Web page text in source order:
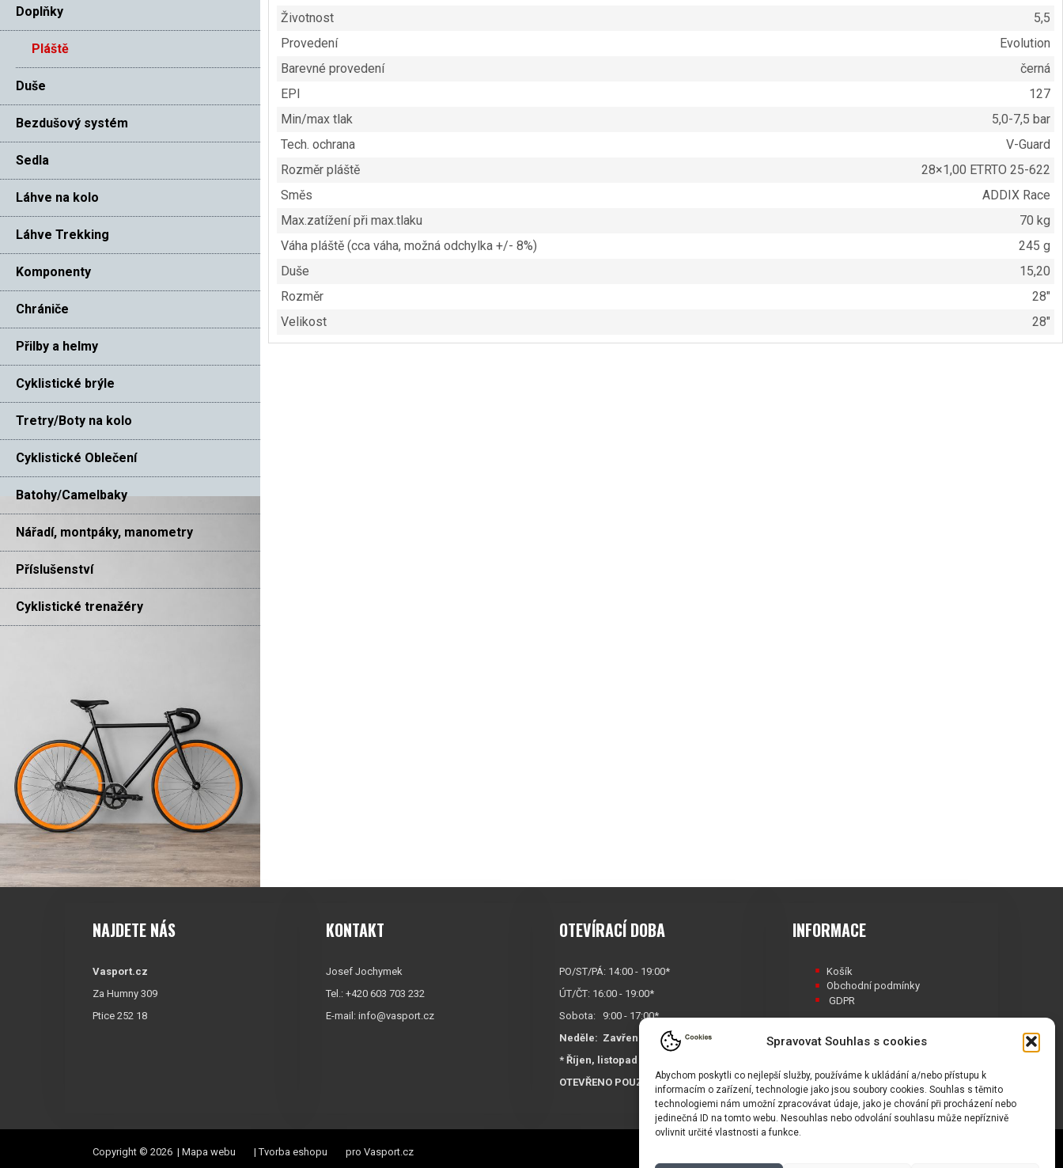
Spravovat Souhlas s cookies
Abychom poskytli co nejlepší služby, používáme k ukládání a/nebo přístupu k
informacím o zařízení, technologie jako jsou soubory cookies. Souhlas s těmito
technologiemi nám umožní zpracovávat údaje, jako je chování při procházení nebo
jedinečná ID na tomto webu. Nesouhlas nebo odvolání souhlasu může nepříznivě
ovlivnit určité vlastnosti a funkce.
Doplňky
Pláště
Duše
Bezdušový systém
Sedla
Láhve na kolo
Láhve Trekking
Komponenty
Chrániče
Přilby a helmy
Cyklistické brýle
Tretry/Boty na kolo
Cyklistické Oblečení
Batohy/Camelbaky
Nářadí, montpáky, manometry
Příslušenství
Cyklistické trenažéry
Životnost
5,5
Provedení
Evolution
Barevné provedení
černá
EPI
127
Min/max tlak
5,0-7,5 bar
Tech. ochrana
V-Guard
Rozměr pláště
28×1,00 ETRTO 25-622
Směs
ADDIX Race
Max.zatížení při max.tlaku
70 kg
Váha pláště (cca váha, možná odchylka +/- 8%)
245 g
Duše
15,20
Rozměr
28″
Velikost
28″
NAJDETE NÁS
Vasport.cz
Za Humny 309
Ptice 252 18
KONTAKT
Josef Jochymek
Tel.: +420 603 703 232
E-mail: info@vasport.cz
OTEVÍRACÍ DOBA
PO/ST/PÁ: 14:00 - 19:00*
ÚT/ČT: 16:00 - 19:00*
Sobota: 9:00 - 17:00*
Neděle: Zavřeno
* Říjen, listopad a prosinec
OTEVŘENO POUZE
PO/ST/PÁ
INFORMACE
Košík
Obchodní podmínky
GDPR
Copyright © 2026 | Mapa webu |Tvorba eshopu pro Vasport.cz